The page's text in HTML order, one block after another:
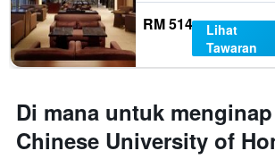
RM 514
Lihat
Tawaran
Di mana untuk
Chinese University of